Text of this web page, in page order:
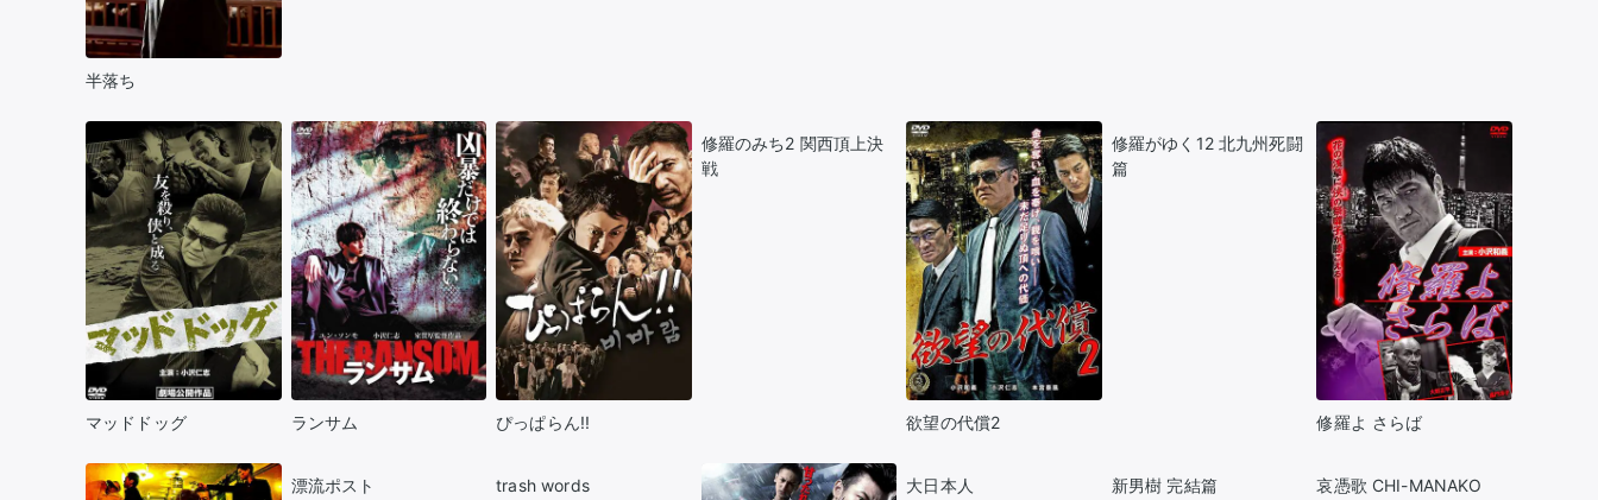
半落ち
マッドドッグ ランサム ぴっぱらん!!
修羅のみち2 関西頂上決
戦
欲望の代償2
修羅がゆく12 北九州死闘
篇
修羅よ さらば
漂流ポスト trash words 大日本人 新男樹 完結篇 哀憑歌 CHI-MANAKO